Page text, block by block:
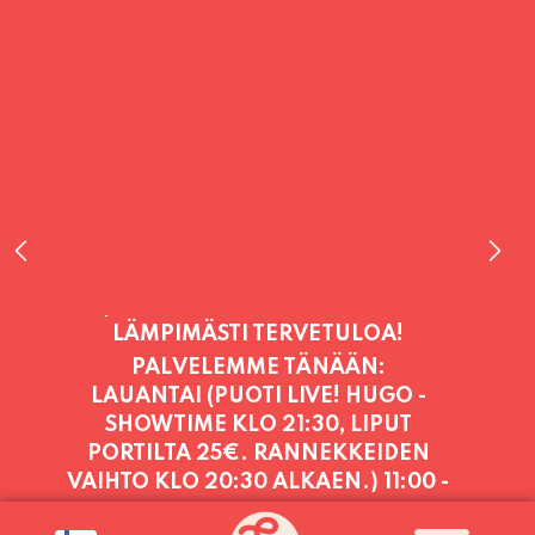
PALVELEMME TÄNÄÄN:
LAUANTAI (PUOTI LIVE! HUGO -
SHOWTIME KLO 21:30, LIPUT
PORTILTA 25€. RANNEKKEIDEN
VAIHTO KLO 20:30 ALKAEN.)11:00 -
23:30
PALVELEMME PÄIVITTÄIN (MA-SU